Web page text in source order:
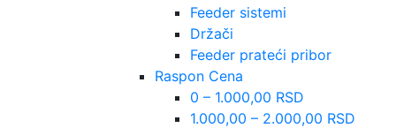
Feeder sistemi
Držači
Feeder prateći pribor
Raspon Cena
0 – 1.000,00 RSD
1.000,00 – 2.000,00 RSD